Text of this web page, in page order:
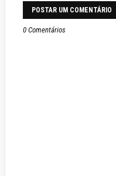
POSTAR UM COMENTÁRIO
0 Comentários